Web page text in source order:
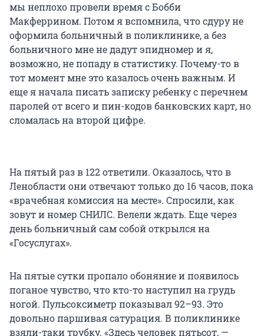
мы неплохо провели время с Бобби
Макферрином. Потом я вспомнила, что сдуру не
оформила больничный в поликлинике, а без
больничного мне не дадут эпидномер и я,
возможно, не попаду в статистику. Почему-то в
тот момент мне это казалось очень важным. И
еще я начала писать записку ребенку с перечнем
паролей от всего и пин-кодов банковских карт, но
сломалась на второй цифре.
На пятый раз в 122 ответили. Оказалось, что в
Ленобласти они отвечают только до 16 часов, пока
«врачебная комиссия на месте». Спросили, как
зовут и номер СНИЛС. Велели ждать. Еще через
день больничный сам собой открылся на
«Госуслугах».
На пятые сутки пропало обоняние и появилось
поганое чувство, что кто-то наступил на грудь
ногой. Пульсоксиметр показывал 92–93. Это
довольно паршивая сатурация. В поликлинике
взяли-таки трубку. «Здесь человек пятьсот, —